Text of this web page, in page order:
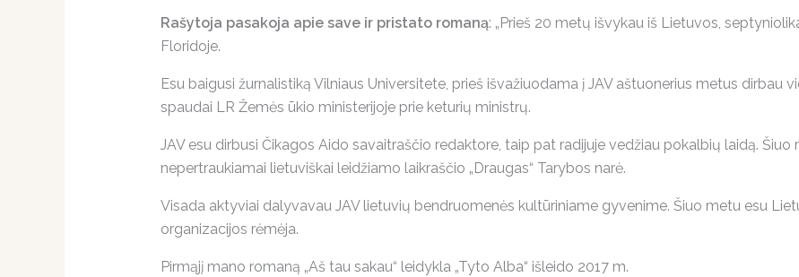
Rašytoja pasakoja apie save ir pristato romaną: „Prieš 20 metų išvykau iš Lietuvos,
Floridoje.
Esu baigusi žurnalistiką Vilniaus Universitete, prieš išvažiuodama į JAV aštuonerius metus dirbau
spaudai LR Žemės ūkio ministerijoje prie keturių ministrų.
JAV esu dirbusi Čikagos Aido savaitraščio redaktore, taip pat radijuje vedžiau pokalbių laidą. Šiuo
nepertraukiamai lietuviškai leidžiamo laikraščio „Draugas“ Tarybos narė.
Visada aktyviai dalyvavau JAV lietuvių bendruomenės kultūriniame gyvenime. Šiuo metu esu
organizacijos rėmėja.
Pirmąjį mano romaną „Aš tau sakau“ leidykla „Tyto Alba“ išleido 2017 m.